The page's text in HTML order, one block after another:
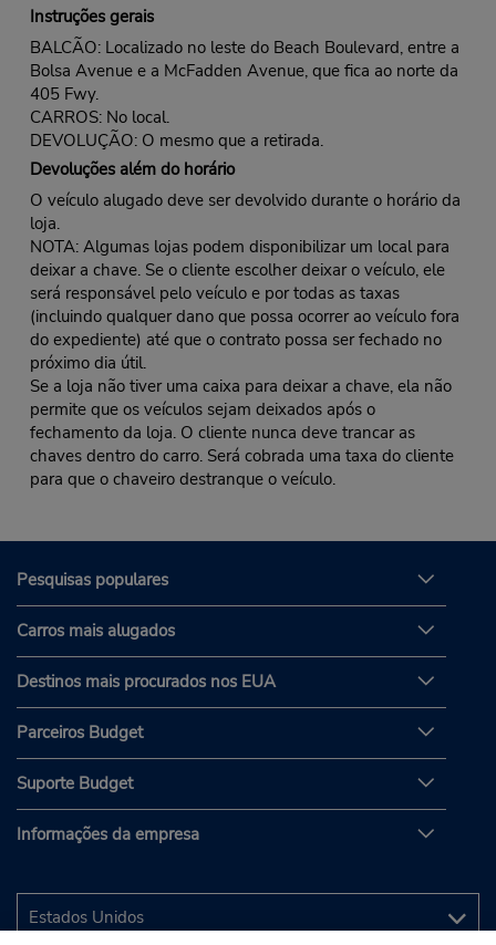
Instruções gerais
BALCÃO: Localizado no leste do Beach Boulevard, entre a
Bolsa Avenue e a McFadden Avenue, que fica ao norte da
405 Fwy.
CARROS: No local.
DEVOLUÇÃO: O mesmo que a retirada.
Devoluções além do horário
O veículo alugado deve ser devolvido durante o horário da
loja.
NOTA: Algumas lojas podem disponibilizar um local para
deixar a chave. Se o cliente escolher deixar o veículo, ele
será responsável pelo veículo e por todas as taxas
(incluindo qualquer dano que possa ocorrer ao veículo fora
do expediente) até que o contrato possa ser fechado no
próximo dia útil.
Se a loja não tiver uma caixa para deixar a chave, ela não
permite que os veículos sejam deixados após o
fechamento da loja. O cliente nunca deve trancar as
chaves dentro do carro. Será cobrada uma taxa do cliente
para que o chaveiro destranque o veículo.
Pesquisas populares
Carros mais alugados
Destinos mais procurados nos EUA
Parceiros Budget
Suporte Budget
Informações da empresa